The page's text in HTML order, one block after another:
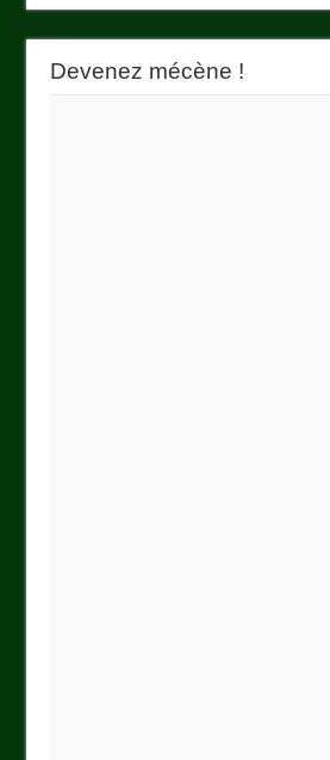
Devenez mécène !